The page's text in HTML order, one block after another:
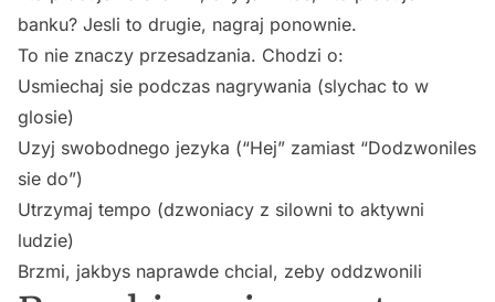
banku? Jesli to drugie, nagraj ponownie.
To nie znaczy przesadzania. Chodzi o:
Usmiechaj sie podczas nagrywania (slychac to w
glosie)
Uzyj swobodnego jezyka (“Hej” zamiast “Dodzwoniles
sie do”)
Utrzymaj tempo (dzwoniacy z silowni to aktywni
ludzie)
Brzmi, jakbys naprawde chcial, zeby oddzwonili